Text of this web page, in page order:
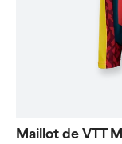
Maillot de VTT